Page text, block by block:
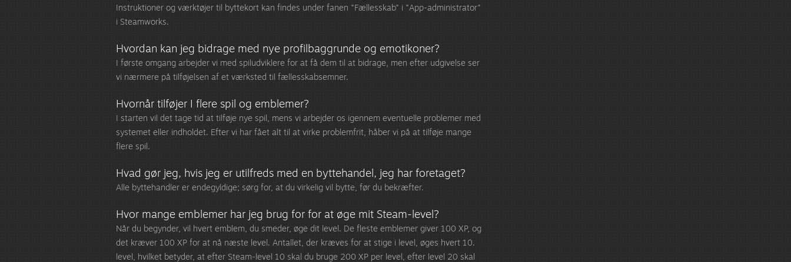
Instruktioner og værktøjer til byttekort kan findes under fanen "Fællesskab" i "App-administrator"
i Steamworks.
Hvordan kan jeg bidrage med nye profilbaggrunde og emotikoner?
I første omgang arbejder vi med spiludviklere for at få dem til at bidrage, men efter udgivelse ser
vi nærmere på tilføjelsen af et værksted til fællesskabsemner.
Hvornår tilføjer I flere spil og emblemer?
I starten vil det tage tid at tilføje nye spil, mens vi arbejder os igennem eventuelle problemer med
systemet eller indholdet. Efter vi har fået alt til at virke problemfrit, håber vi på at tilføje mange
flere spil.
Hvad gør jeg, hvis jeg er utilfreds med en byttehandel, jeg har foretaget?
Alle byttehandler er endegyldige; sørg for, at du virkelig vil bytte, før du bekræfter.
Hvor mange emblemer har jeg brug for for at øge mit Steam-level?
Når du begynder, vil hvert emblem, du smeder, øge dit level. De fleste emblemer giver 100 XP, og
det kræver 100 XP for at nå næste level. Antallet, der kræves for at stige i level, øges hvert 10.
level, hvilket betyder, at efter Steam-level 10 skal du bruge 200 XP per level, efter level 20 skal